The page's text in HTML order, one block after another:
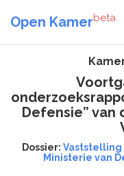
Open Kamerbeta
Defensie” van
Dossier: Vaststelling
Ministerie van